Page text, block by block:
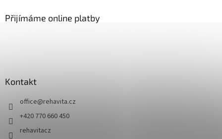
Přijímáme online platby
Kontakt
office@rehavita.cz
+420 770 660 450
rehavitacz